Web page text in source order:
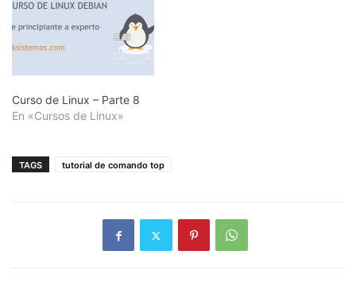
Curso de Linux – Parte 8
En «Cursos de Linux»
TAGS tutorial de comando top